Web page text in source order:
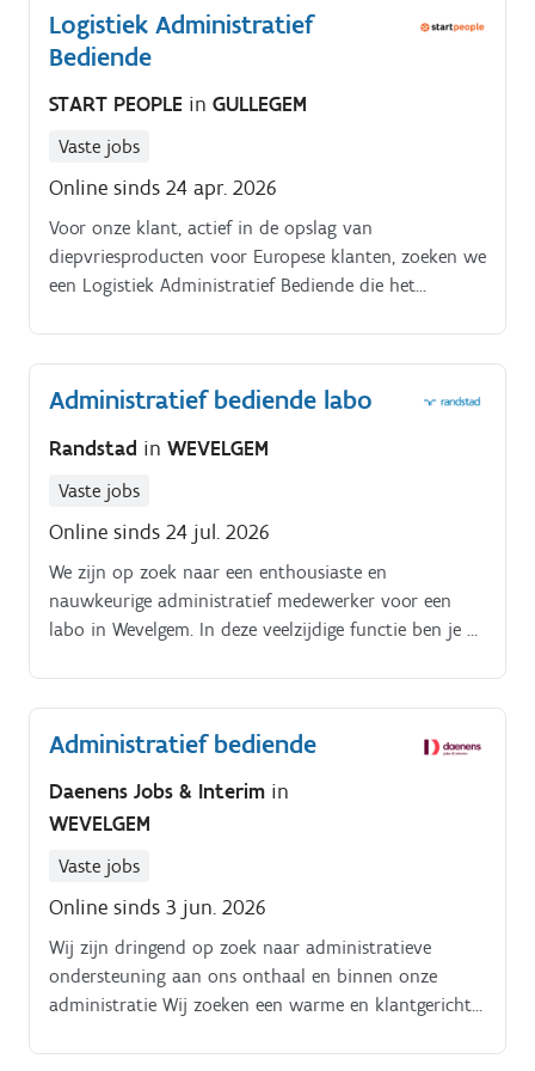
Logistiek Administratief
Bediende
START PEOPLE in GULLEGEM
Vaste jobs
Online sinds 24 apr. 2026
Voor onze klant, actief in de opslag van
diepvriesproducten voor Europese klanten, zoeken we
een Logistiek Administratief Bediende die het
aanspreekpunt voor chauffeurs, magazijniers en
klanten. Je zorgt ervoor dat inkomende en uitgaande
dat alles vlot en efficiënt verloopt Je takenpakket:.
Administratief bediende labo
Randstad in WEVELGEM
Vaste jobs
Online sinds 24 jul. 2026
We zijn op zoek naar een enthousiaste en
nauwkeurige administratief medewerker voor een
labo in Wevelgem. In deze veelzijdige functie ben je de
praktische opvolging op de werkvloer. Je komt
terecht in een modern, stabiel en sterk groeiend
bedrijf waar vakmanschap, teamwork en kwaliteit
initiatief te tonen en jezelf te ontwikkelen, maar
word je ook omringd door toffe collega's in een
warme, mensgerichte werkomgeving.
Administratief bediende
Daenens Jobs & Interim in
WEVELGEM
Vaste jobs
Online sinds 3 jun. 2026
Wij zijn dringend op zoek naar administratieve
ondersteuning aan ons onthaal en binnen onze
administratie Wij zoeken een warme en klantgerichte